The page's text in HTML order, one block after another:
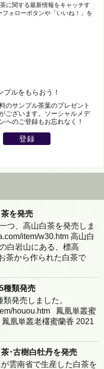
に関する最新情報をキャッチす
ォローボタンや「いいね！」を
プルをもらおう！
のサンプル茶葉のプレゼント
ございます。ソーシャルメデ
へのご登録もお忘れなく！
を発売
つ、高山白茶を発売しま
item/w30.htm 高山白
白岩山にある、標高
茶から作られた白茶で
種類発売
発売しました。
houou.htm 鳳凰単叢蜜
凰単叢老欉蜜蘭香 2021
･古樹白牡丹を発売
雲南省で生産した白茶を